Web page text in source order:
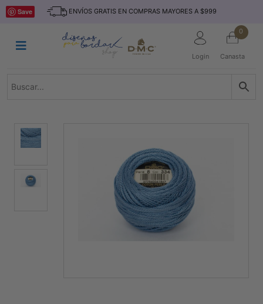
Saltar
ENVÍOS GRATIS EN COMPRAS MAYORES A $999
Login
0
Canasta
INICIO
TEJIDO
TELAS
MARCAS
Save